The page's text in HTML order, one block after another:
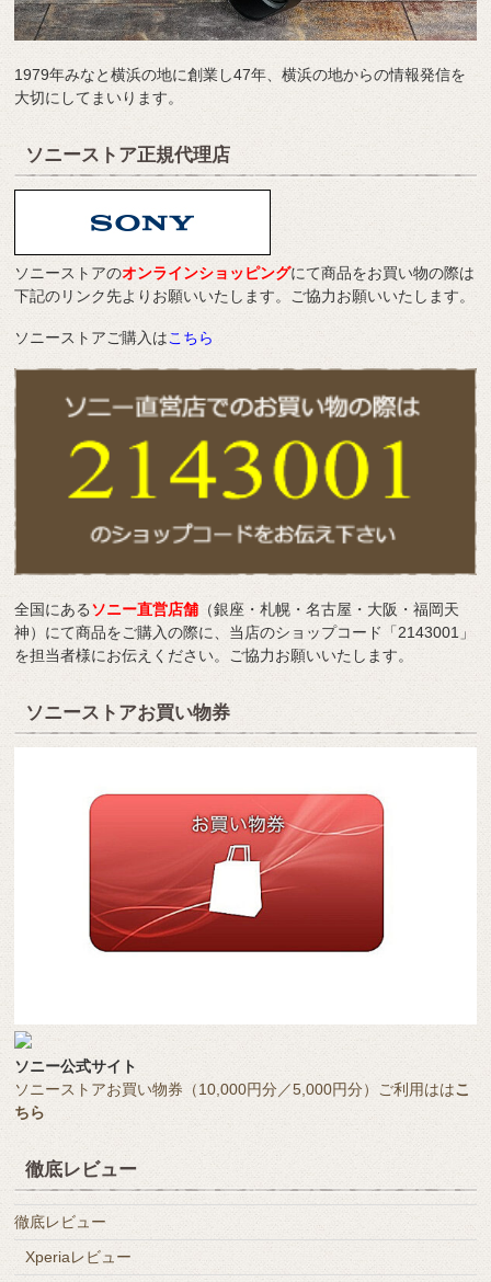
1979年みなと横浜の地に創業し47年、横浜の地からの情報発信を
大切にしてまいります。
ソニーストア正規代理店
ソニーストアのオンラインショッピングにて商品をお買い物の際は
下記のリンク先よりお願いいたします。ご協力お願いいたします。
ソニーストアご購入はこちら
全国にあるソニー直営店舗 （銀座・札幌・名古屋・大阪・福岡天
神）にて商品をご購入の際に、当店のショップコード「2143001」
を担当者様にお伝えください。ご協力お願いいたします。
ソニーストアお買い物券
ソニー公式サイト
ソニーストアお買い物券（10,000円分／5,000円分）ご利用ははこ
ちら
徹底レビュー
徹底レビュー
Xperiaレビュー